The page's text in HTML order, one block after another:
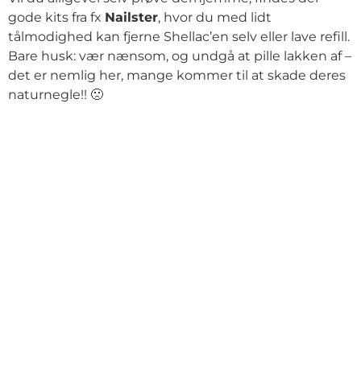
gode kits fra fx Nailster, hvor du med lidt
tålmodighed kan fjerne Shellac’en selv eller lave refill.
Bare husk: vær nænsom, og undgå at pille lakken af –
det er nemlig her, mange kommer til at skade deres
naturnegle!! 🙁